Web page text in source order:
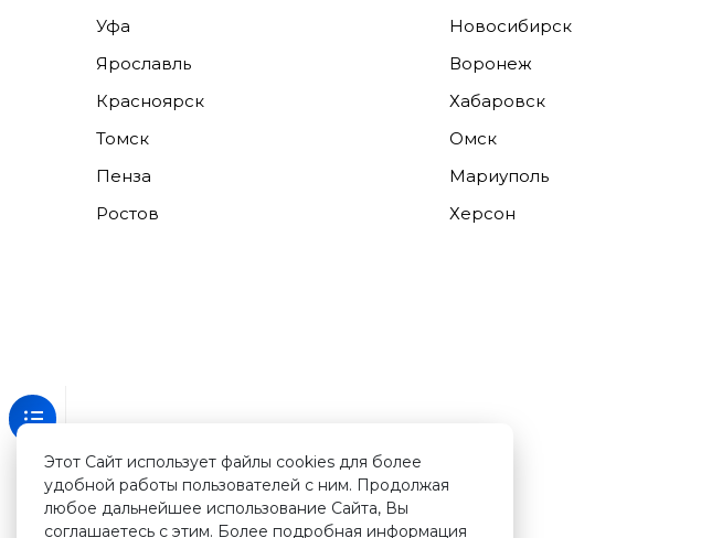
Уфа
Новосибирск
Ярославль
Воронеж
Красноярск
Хабаровск
Томск
Омск
Пенза
Мариуполь
Ростов
Херсон
Зарегистрируйтесь
на
нашем
Этот Сайт использует файлы cookies для более
удобной работы пользователей с ним. Продолжая
любое дальнейшее использование Сайта, Вы
соглашаетесь с этим. Более подробная информация